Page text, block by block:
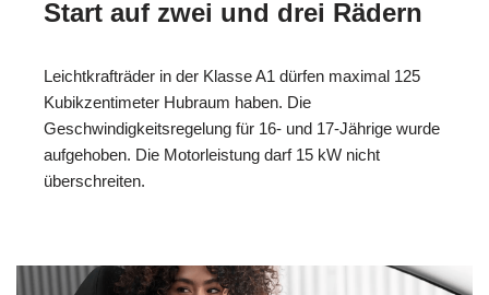
Start auf zwei und drei Rädern
Leichtkrafträder in der Klasse A1 dürfen maximal 125
Kubikzentimeter Hubraum haben. Die
Geschwindigkeitsregelung für 16- und 17-Jährige wurde
aufgehoben. Die Motorleistung darf 15 kW nicht
überschreiten.